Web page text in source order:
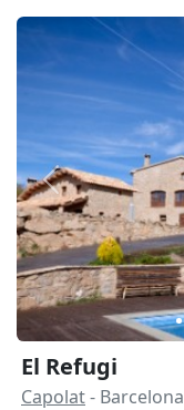
Anterior
El Refugi
Capolat- Barcelona